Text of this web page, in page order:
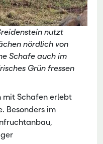
nutzt
nördlich von
Schafe auch im
Grün fressen
mit Schafen erlebt
Besonders im